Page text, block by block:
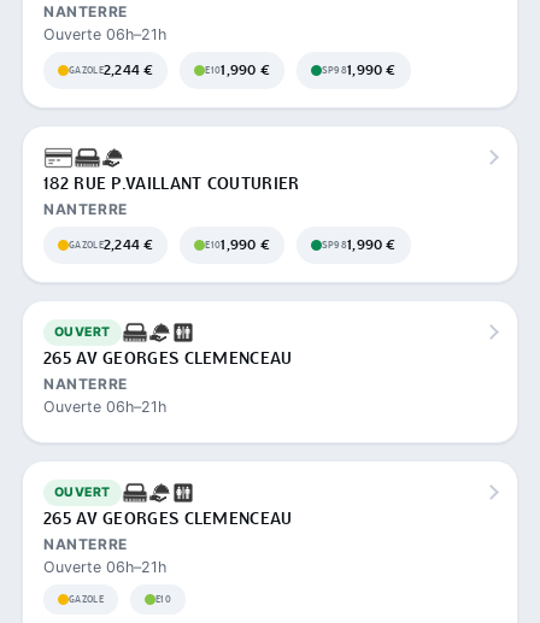
NANTERRE
Ouverte 06h–21h
GAZOLE2,244 € E101,990 € SP981,990 €
182 RUE P.VAILLANT COUTURIER
NANTERRE
GAZOLE2,244 € E101,990 € SP981,990 €
OUVERT
265 AV GEORGES CLEMENCEAU
NANTERRE
Ouverte 06h–21h
OUVERT
265 AV GEORGES CLEMENCEAU
NANTERRE
Ouverte 06h–21h
GAZOLE E10